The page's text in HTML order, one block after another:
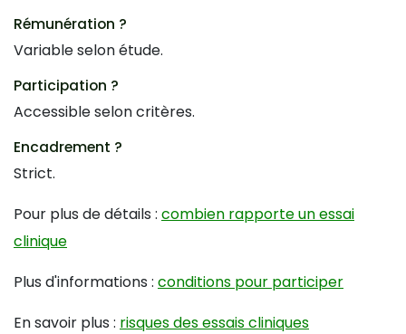
Rémunération ?
Variable selon étude.
Participation ?
Accessible selon critères.
Encadrement ?
Strict.
Pour plus de détails : combien rapporte un essai
clinique
Plus d'informations : conditions pour participer
En savoir plus : risques des essais cliniques